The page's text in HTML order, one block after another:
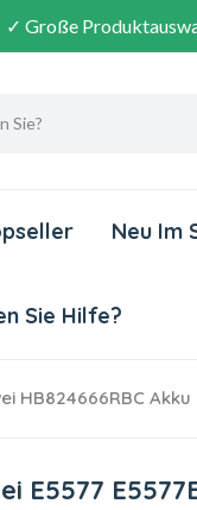
✓ Große
Neu Im
Sie Hilfe?
HB824666RBC Akku
E5577